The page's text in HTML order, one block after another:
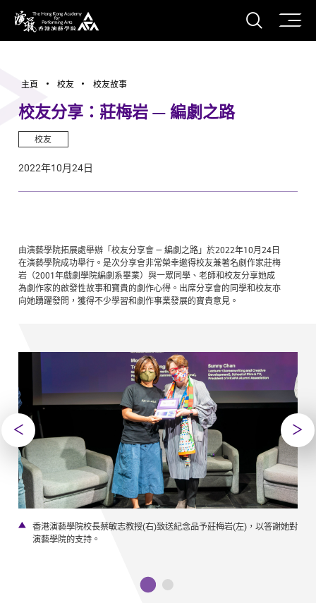
香港演藝學院
打開
主頁 校友 校友故事
校友分享：莊梅岩 — 編劇之路
校友
2022年10月24日
由演藝學院拓展處舉辦「校友分享會 — 編劇之路」於2022年10月24日
在演藝學院成功舉行。是次分享會非常榮幸邀得校友兼著名劇作家莊梅
岩（2001年戲劇學院編劇系畢業）與一眾同學、老師和校友分享她成
為劇作家的啟發性故事和寶貴的劇作心得。出席分享會的同學和校友亦
向她踴躍發問，獲得不少學習和劇作事業發展的寶貴意見。
香港演藝學院校長蔡敏志教授(右)致送紀念品予莊梅岩(左)，以答謝她對
演藝學院的支持。